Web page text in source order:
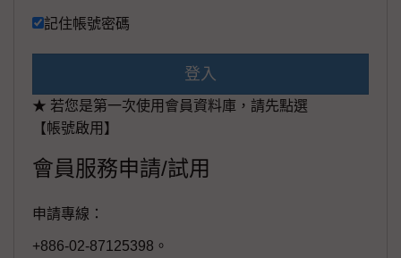
記住帳號密碼
登入
★ 若您是第一次使用會員資料庫，請先點選
【帳號啟用】
會員服務申請/試用
申請專線：
+886-02-87125398。